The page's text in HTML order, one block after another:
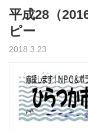
平成28（
ピー
2018.3.23